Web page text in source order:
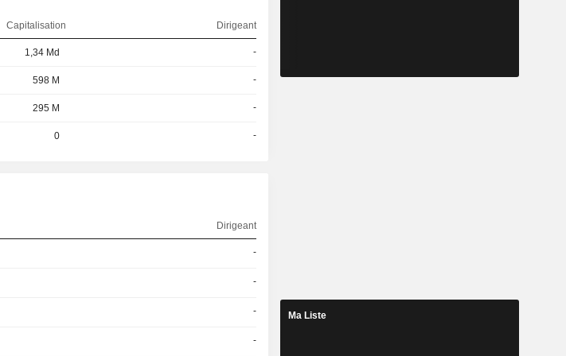
Capitalisation Dirigeant
1,34 Md -
598 M -
295 M -
0 -
Dirigeant
-
-
-
-
Ma Liste